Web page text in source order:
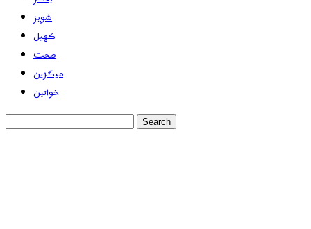
شوبز
کھیل
صحت
میگزین
خواتین